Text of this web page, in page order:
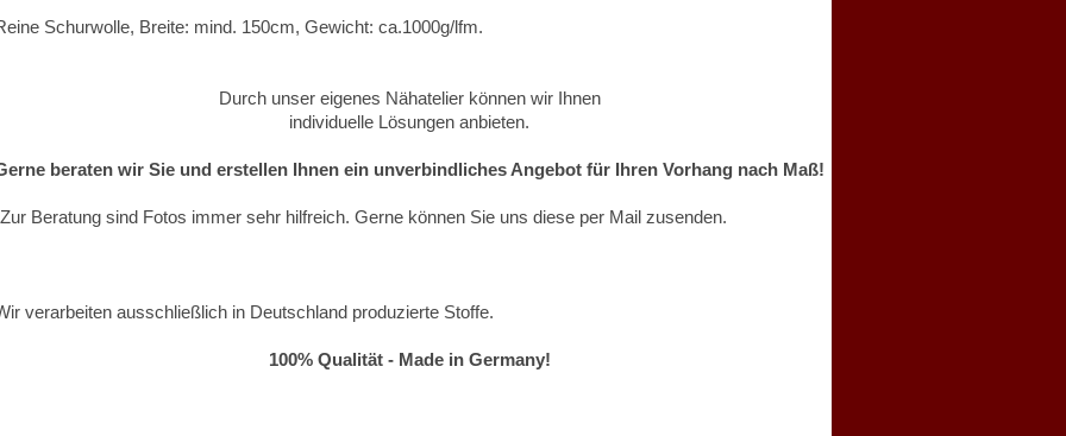
Schurwolle, Breite: mind. 150cm, Gewicht: ca.1000g/lfm.
D urch unser eigenes Nähatelier können wir Ihnen
individuelle Lösungen anbieten.
beraten wir Sie und erstellen Ihnen ein unverbindliches Angebot für Ihren Vorhang nach Maß!
Beratung sind Fotos immer sehr hilfreich. Gerne können Sie uns diese per Mail zusenden.
verarbeiten ausschließlich in Deutschland produzierte Stoffe.
100% Qualität - Made in Germany!